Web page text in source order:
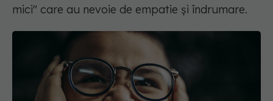
mici" care au nevoie de empatie și îndrumare.